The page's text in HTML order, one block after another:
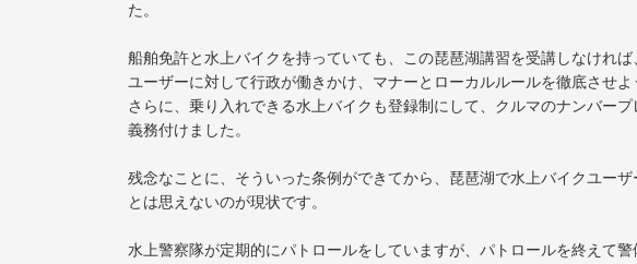
た。
船舶免許と水上バイクを持っていても、この琵琶湖講習を受講しなけれ
ユーザーに対して行政が働きかけ、マナーとローカルルールを徹底させよ
さらに、乗り入れできる水上バイクも登録制にして、クルマのナンバー
義務付けました。
残念なことに、そういった条例ができてから、琵琶湖で水上バイクユー
とは思えないのが現状です。
水上警察隊が定期的にパトロールをしていますが、パトロールを終えて